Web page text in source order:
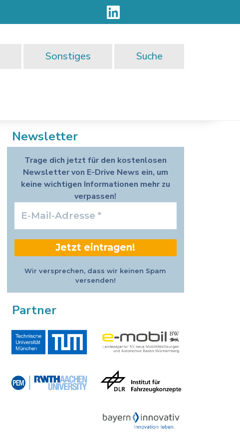
Sonstiges Suche
Newsletter
Trage dich jetzt für den kostenlosen
Newsletter von E-Drive News ein, um
keine wichtigen Informationen mehr zu
verpassen!
Mail-
Adresse
*
Wir versprechen, dass wir keinen Spam
versenden!
Partner